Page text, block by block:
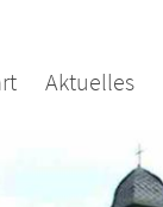
Aktuelles